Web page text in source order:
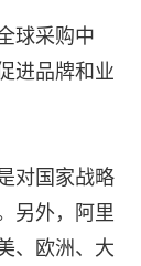
球采购中
进品牌和业
对国家战略
另外，阿里
、欧洲、大